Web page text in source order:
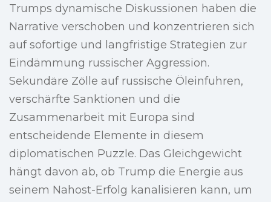
Trumps dynamische Diskussionen haben die
Narrative verschoben und konzentrieren sich
auf sofortige und langfristige Strategien zur
Eindämmung russischer Aggression.
Sekundäre Zölle auf russische Öleinfuhren,
verschärfte Sanktionen und die
Zusammenarbeit mit Europa sind
entscheidende Elemente in diesem
diplomatischen Puzzle. Das Gleichgewicht
hängt davon ab, ob Trump die Energie aus
seinem Nahost-Erfolg kanalisieren kann, um